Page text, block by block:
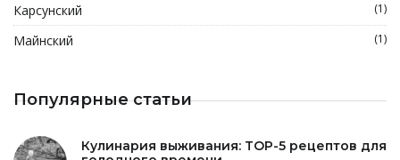
Карсунский (1)
Майнский (1)
Популярные статьи
Кулинария выживания: TOP-5 рецептов для